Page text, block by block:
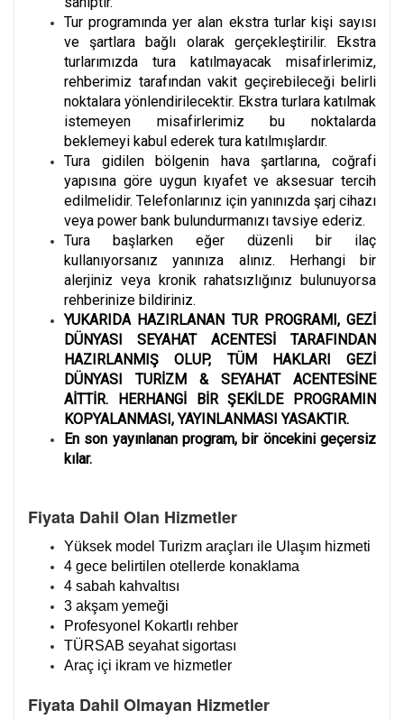
Tur programında yer alan ekstra turlar kişi sayısı
ve şartlara bağlı olarak gerçekleştirilir. Ekstra
turlarımızda tura katılmayacak misafirlerimiz,
rehberimiz tarafından vakit geçirebileceği belirli
noktalara yönlendirilecektir. Ekstra turlara katılmak
istemeyen misafirlerimiz bu noktalarda
beklemeyi kabul ederek tura katılmışlardır.
Tura gidilen bölgenin hava şartlarına, coğrafi
yapısına göre uygun kıyafet ve aksesuar tercih
edilmelidir. Telefonlarınız için yanınızda şarj cihazı
veya power bank bulundurmanızı tavsiye ederiz.
Tura başlarken eğer düzenli bir ilaç
kullanıyorsanız yanınıza alınız. Herhangi bir
alerjiniz veya kronik rahatsızlığınız bulunuyorsa
rehberinize bildiriniz.
YUKARIDA HAZIRLANAN TUR PROGRAMI, GEZİ
DÜNYASI SEYAHAT ACENTESİ TARAFINDAN
HAZIRLANMIŞ OLUP, TÜM HAKLARI GEZİ
DÜNYASI TURİZM & SEYAHAT ACENTESİNE
AİTTİR. HERHANGİ BİR ŞEKİLDE PROGRAMIN
KOPYALANMASI, YAYINLANMASI YASAKTIR.
En son yayınlanan program, bir öncekini geçersiz
kılar.
Fiyata Dahil Olan Hizmetler
Yüksek model Turizm araçları ile Ulaşım hizmeti
4 gece belirtilen otellerde konaklama
4 sabah kahvaltısı
3 akşam yemeği
Profesyonel Kokartlı rehber
TÜRSAB seyahat sigortası
Araç içi ikram ve hizmetler
Fiyata Dahil Olmayan Hizmetler